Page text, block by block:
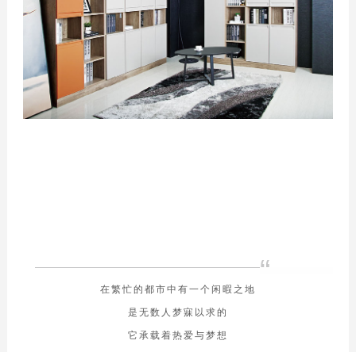
“
在繁忙的都市中有一个闲暇之地
是无数人梦寐以求的
它承载着热爱与梦想